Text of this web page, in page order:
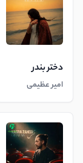
دختر بندر
امیر عظیمی